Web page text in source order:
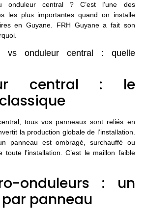
onduleur central ? C’est l’une des
les plus importantes quand on installe
en Guyane. FRH Guyane a fait son
vs onduleur central : quelle
central : le
tous vos panneaux sont reliés en
la production globale de l’installation.
panneau est ombragé, surchauffé ou
toute l’installation. C’est le maillon faible
onduleurs : un
panneau